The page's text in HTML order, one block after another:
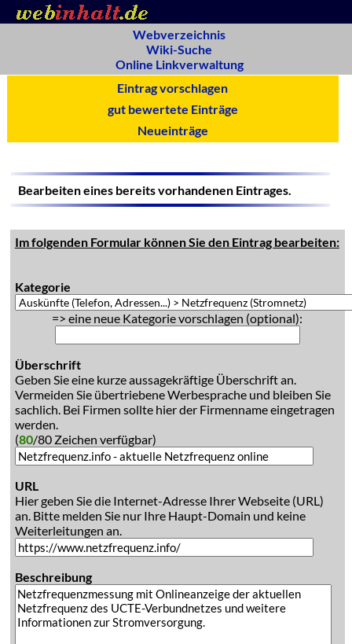
Webverzeichnis
Wiki-Suche
Online Linkverwaltung
Eintrag vorschlagen
gut bewertete Einträge
Neueinträge
Bearbeiten eines bereits vorhandenen Eintrages.
Im folgenden Formular können Sie den Eintrag bearbeiten:
Kategorie
=> eine neue Kategorie vorschlagen (optional):
Überschrift
Geben Sie eine kurze aussagekräftige Überschrift an.
Vermeiden Sie übertriebene Werbesprache und bleiben Sie
sachlich. Bei Firmen sollte hier der Firmenname eingetragen
werden.
(80/80 Zeichen verfügbar)
URL
Hier geben Sie die Internet-Adresse Ihrer Webseite (URL)
an. Bitte melden Sie nur Ihre Haupt-Domain und keine
Weiterleitungen an.
Beschreibung